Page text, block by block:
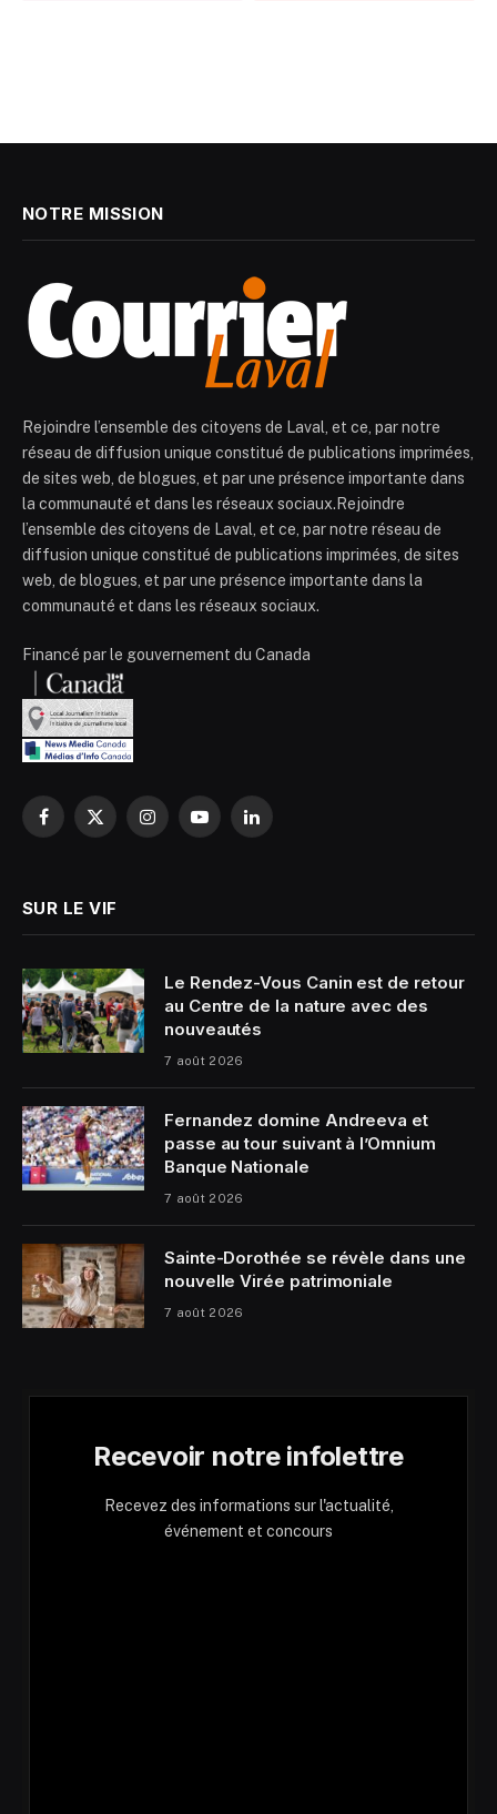
NOTRE MISSION
Rejoindre l’ensemble des citoyens de Laval, et ce, par notre
réseau de diffusion unique constitué de publications imprimées,
de sites web, de blogues, et par une présence importante dans
la communauté et dans les réseaux sociaux.Rejoindre
l’ensemble des citoyens de Laval, et ce, par notre réseau de
diffusion unique constitué de publications imprimées, de sites
web, de blogues, et par une présence importante dans la
communauté et dans les réseaux sociaux.
Financé par le gouvernement du Canada
Facebook
X
InstagramYouTubeLinkedIn
SUR LE VIF
Le Rendez-Vous Canin est de retour
au Centre de la nature avec des
nouveautés
7 août 2026
Fernandez domine Andreeva et
passe au tour suivant à l’Omnium
Banque Nationale
7 août 2026
Sainte-Dorothée se révèle dans une
nouvelle Virée patrimoniale
7 août 2026
Recevoir notre infolettre
Recevez des informations sur l'actualité,
événement et concours